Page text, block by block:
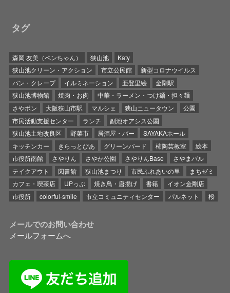
タグ
森岡 友美（ペンちゃん） 狭山池
Katy
狭山池クリーン・アクション
市立公民館
新型コロナウイルス
パン・クレープ
イルミネーション 亜登里絵
金剛駅
狭山池博物館
焼肉・お肉
中華・ラーメン・つけ麺・担々麺
さやポン
大阪狭山市駅 マルシェ 狭山ニュータウン
公園
市民活動支援センター
ランチ
副池オアシス公園
狭山池土地改良区
野菜市 居酒屋・バー
SAYAKAホール
キッチンカー
きらっとぴあ グリーンバード 柿陶芸教室
絵本
市役所南館
さやりん さやか公園 さやりんBase
さやまバル
テイクアウト
図書館 狭山池まつり 市民ふれあいの里
まちゼミ
カフェ・喫茶店
UPっぷ 焼き鳥・唐揚げ 書籍
イオン金剛店
市役所
colorful-smile 市立コミュニティセンター パルネット 桜
メールでのお問い合わせ
メールフォームへ